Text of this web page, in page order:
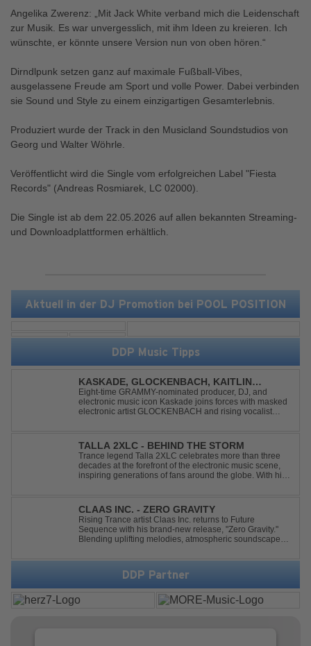
Aktuell in der DJ Promotion bei POOL POSITION
DDP Music Tipps
KASKADE, GLOCKENBACH, KAITLIN
ARAGON - RUNAWAY
Eight-time GRAMMY-nominated producer, DJ, and
electronic music icon Kaskade joins forces with masked
electronic artist GLOCKENBACH and rising vocalist
Kaskade’s forthcoming ORIGIN...
TALLA 2XLC - BEHIND THE STORM
Trance legend Talla 2XLC celebrates more than three
decades at the forefront of the electronic music scene,
inspiring generations of fans around the globe. With his
Vocal Trance at its very ...
CLAAS INC. - ZERO GRAVITY
Rising Trance artist Claas Inc. returns to Future
Sequence with his brand-new release, "Zero Gravity."
Blending uplifting melodies, atmospheric soundscapes,
unforgettable journey through the finest Uplifting Trance.
Featuring epic breakdowns...
DDP Partner
Angelika Zwerenz: „Mit Jack White verband mich die Leidenschaft
zur Musik. Es war unvergesslich, mit ihm Ideen zu kreieren. Ich
wünschte, er könnte unsere Version nun von oben hören.“
Dirndlpunk setzen ganz auf maximale Fußball-Vibes,
ausgelassene Freude am Sport und volle Power. Dabei verbinden
sie Sound und Style zu einem einzigartigen Gesamterlebnis.
Produziert wurde der Track in den Musicland Soundstudios von
Georg und Walter Wöhrle.
Veröffentlicht wird die Single vom erfolgreichen Label "Fiesta
Records" (Andreas Rosmiarek, LC 02000).
Die Single ist ab dem 22.05.2026 auf allen bekannten Streaming-
und Downloadplattformen erhältlich.